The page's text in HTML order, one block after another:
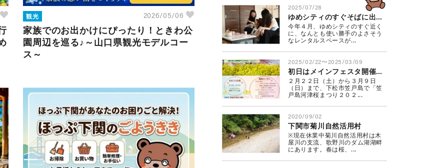
観光 2026/05/06
家族でのお出かけにぴったり！ときわ公
園周辺を巡る♪～山口県観光モデルコー
ス～
2025/07/28
ゆめシティのすぐそばに出来た、レンタルスペースが熱い！
今年４月、ゆめシティのすぐ近く
に、なんとも使い勝手のよさそう
なレンタルスペースが...
2025/02/22〜2025/03/09
初日はメインフェスタ開催！ 笠戸島河津桜まつり
２月２２日（土）から３月９日
（日）まで、下松市笠戸島で「笠
戸島河津桜まつり２０２...
2020/09/02
下関市菊川自然活用村
※現在休業中菊川自然活用村は木
屋川の支流、歌野川のダム湖湖畔
にあります。春は桜、...